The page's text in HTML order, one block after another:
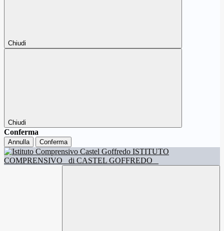
Chiudi
Chiudi
Conferma
Annulla Conferma
ISTITUTO
COMPRENSIVO
di CASTEL GOFFREDO